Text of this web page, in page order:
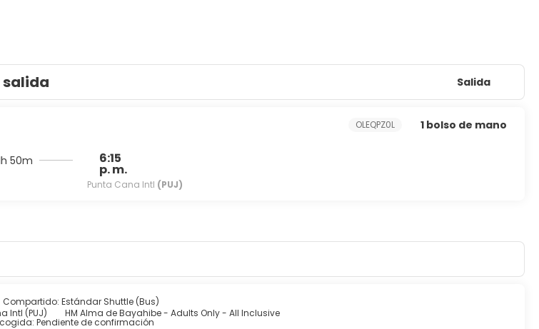
salida Salida
50m 6:15
p. m.
Punta Cana Intl (PUJ)
OLEQPZ0L 1 bolso de mano
Estándar Shuttle (Bus)
Intl (PUJ)
HM Alma de Bayahibe - Adults Only - All Inclusive
Pendiente de confirmación